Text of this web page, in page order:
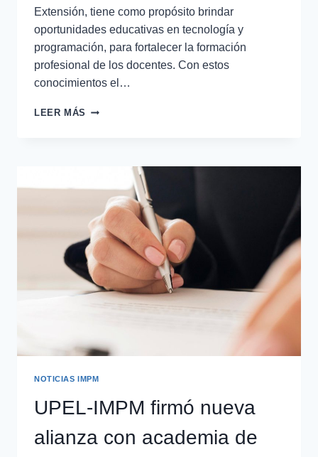
Extensión, tiene como propósito brindar
oportunidades educativas en tecnología y
programación, para fortalecer la formación
profesional de los docentes. Con estos
conocimientos el…
LEER MÁS
NOTICIAS IMPM
UPEL-IMPM firmó nueva
alianza con academia de